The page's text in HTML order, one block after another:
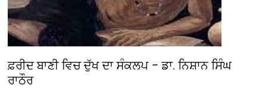
ਫ਼ਰੀਦ ਬਾਣੀ ਵਿਚ ਦੁੱਖ ਦਾ ਸੰਕਲਪ – ਡਾ. ਨਿਸ਼ਾਨ ਸਿੰਘ
ਰਾਠੌਰ